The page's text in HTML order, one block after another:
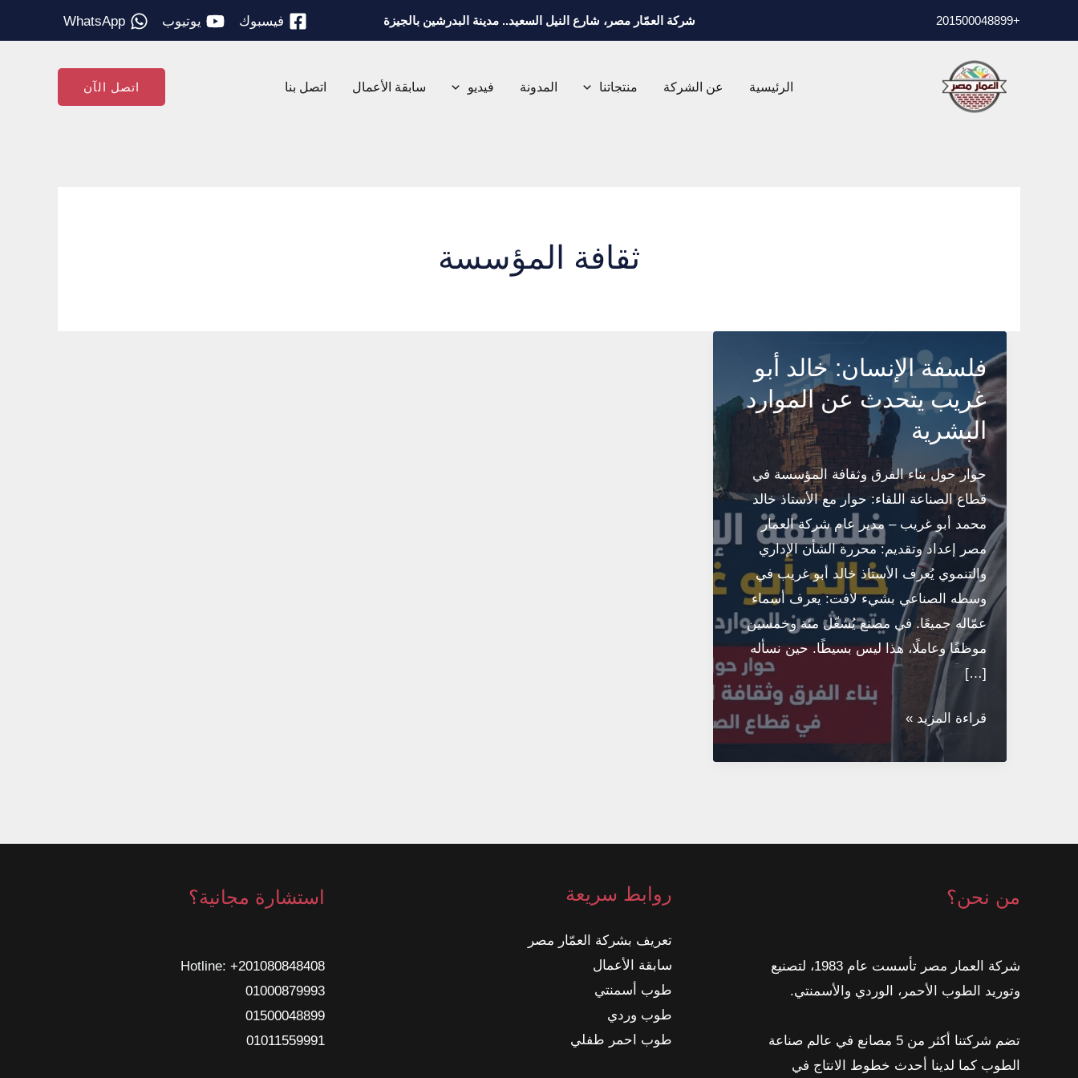
إلى
+2
01500048899 شركة العمّار مصر، شارع النيل السعيد.. مدينة البدرشين بالجيزة فيسبوك يوتيوب WhatsApp
الرئيسية عن الشركة منتجاتنا المدونة فيديو سابقة الأعمال اتصل بنا اتصل الآن
ثقافة المؤسسة
فلسفة الإنسان: خالد أبو
غريب يتحدث عن الموارد
البشرية
حوار حول بناء الفرق وثقافة المؤسسة في
قطاع الصناعة اللقاء: حوار مع الأستاذ خالد
محمد أبو غريب – مدير عام شركة العمار
مصر إعداد وتقديم: محررة الشأن الإداري
والتنموي يُعرف الأستاذ خالد أبو غريب في
وسطه الصناعي بشيء لافت: يعرف أسماء
عمّاله جميعًا. في مصنع يُشغّل مئة وخمسين
موظفًا وعاملًا، هذا ليس بسيطًا. حين نسأله
[…]
فلسفة
يتحدث
الموارد
قراءة المزيد »
من نحن؟
شركة العمار مصر تأسست عام 1983، لتصنيع
وتوريد الطوب الأحمر، الوردي والأسمنتي.
تضم شركتنا أكثر من 5 مصانع في عالم صناعة
الطوب كما لدينا أحدث خطوط الانتاج في
روابط سريعة
تعريف بشركة العمّار مصر
سابقة الأعمال
طوب أسمنتي
طوب وردي
طوب احمر طفلي
استشارة مجانية؟
Hotline: ‎ +201080848408
01000879993
01500048899
01011559991